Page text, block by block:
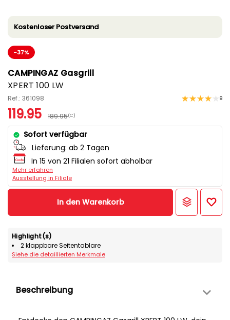
Kostenloser Postversand
-37%
CAMPINGAZ Gasgrill
XPERT 100 LW
Ref.: 361098 8
119.95 189.95(C)
Sofort verfügbar
Lieferung: ab 2 Tagen
In 15 von 21 Filialen sofort abholbar
Mehr erfahren
Ausstellung in Filiale
In den Warenkorb
Highlight(s)
2 klappbare Seitentablare
Siehe die detaillierten Merkmale
Beschreibung